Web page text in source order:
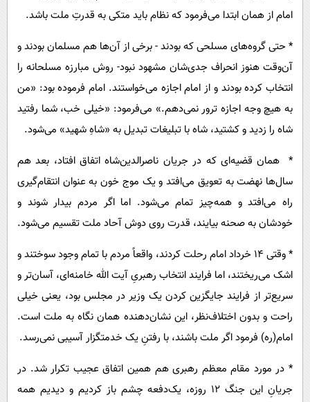
امام از همان ابتدا می‌فرمود که نظام باید متکی به قدرتِ ملت باشد.
* حتی گروه‌های مسلحی که بودند - برخی از آن‌ها هم مسلمان بودند و
آن‌وقت هنوز انحراف جدی‌شان مشهود نبود- روش مبارزه مسلحانه را
انتخاب کرده بودند و از امام اجازه می‌خواستند. امام فرموده بود: «من
به هیچ وجه اجازه ترور نمی‌دهم.» می‌فرمود: «خیلی خب، شما رفتید
شاه را زدید و کشتید، شاه با تبلیغات تبدیل به «شاهِ شهید» می‌شود.
* همان قضیه‌ای که در جریان ناصرالدین‌شاه اتفاق افتاد، بعد هم
سال‌ها نهضت به تعویق می‌افتد و یک موج خون به عنوان انتقام‌گیری
راه می‌افتد و همه‌چیز تمام می‌شود. اما اگر مردم بیدار شوند و
خودشان به صحنه بیایند، قدرت روی دوش آحاد ملت تقسیم می‌شود.
* وقتی ۱۴ خرداد امام رحلت کردند، واقعاً مردم با تمام وجود سوختند و
اشک می‌ریختند، اما فرایند انتخاب رهبریِ آیت الله خامنه‌ای، آسان‌تر و
سریع‌تر از فرایند جایگزین کردن یک وزیر در مجلس بود، یعنی خیلی
راحت و بدون اختلاف‌نظر، این نشان‌دهنده همان نگاه به ملت است.
امام(ره) فرمود اگر ملت باشند، با رفتنِ یک خدمتگزار آسیبی نمی‌رسد.
* در مورد مقام معظم رهبری هم همین اتفاق عجیب تکرار شد. در
جریانِ این جنگ ۱۲ روزه، یک‌دفعه چشم باز کردیم و دیدیم همه